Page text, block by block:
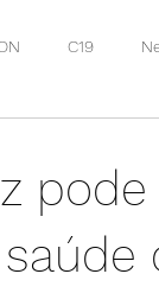
C19
pode